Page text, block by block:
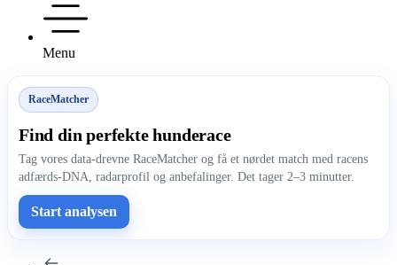
Menu
RaceMatcher
Find din perfekte hunderace
Tag vores data-drevne RaceMatcher og få et nørdet match med racens
adfærds-DNA, radarprofil og anbefalinger. Det tager 2–3 minutter.
Start analysen